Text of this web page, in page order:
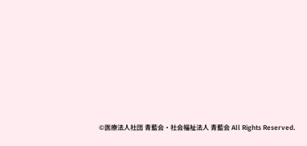
©医療法人社団 青藍会・社会福祉法人 青藍会 All Rights Reserved.